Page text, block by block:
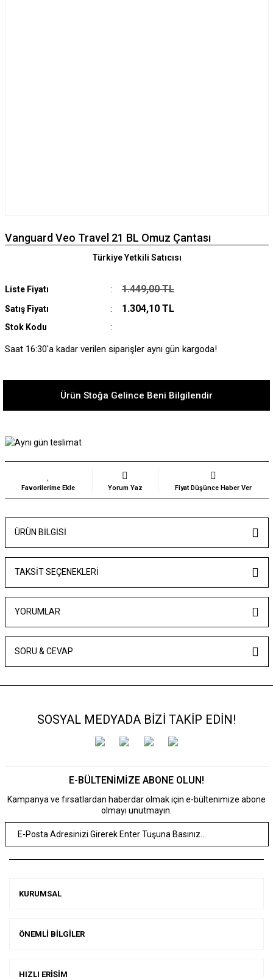
Vanguard Veo Travel 21 BL Omuz Çantası
Liste Fiyatı 1.449,00 TL
Satış Fiyatı 1.304,10 TL
Stok Kodu
Türkiye Yetkili Satıcısı
Saat 16:30'a kadar verilen siparişler aynı gün kargoda!
Ürün Stoğa Gelince Beni Bilgilendir
Yorum Yaz Fiyat Düşünce Haber Ver
ÜRÜN BILGISI
TAKSIT SEÇENEKLERI
YORUMLAR
SORU & CEVAP
SOSYAL MEDYADA BİZİ TAKİP EDİN!
E-BÜLTENİMİZE ABONE OLUN!
Kampanya ve fırsatlardan haberdar olmak için e-bültenimize abone
olmayı unutmayın.
KURUMSAL
ÖNEMLİ BİLGİLER
HIZLI ERİŞİM